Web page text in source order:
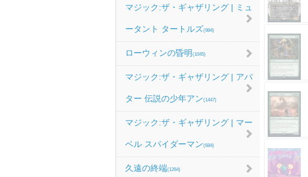
マジック:ザ・ギャザリング | ミュ
ータント タートルズ(984)
ローウィンの昏明 (1045)
マジック:ザ・ギャザリング | アバ
ター 伝説の少年アン(1447)
マジック:ザ・ギャザリング | マー
ベル スパイダーマン(684)
久遠の終端(1264)